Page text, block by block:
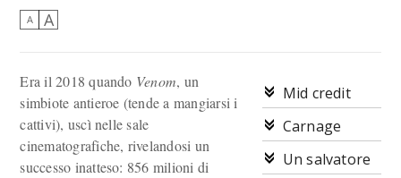
A A
Mid credit
Carnage
Un salvatore
Era il 2018 quando Venom, un
simbiote antieroe (tende a mangiarsi i
cattivi), uscì nelle sale
cinematografiche, rivelandosi un
successo inatteso: 856 milioni di